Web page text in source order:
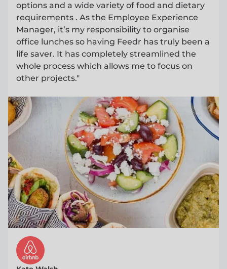
options and a wide variety of food and dietary
requirements . As the Employee Experience
Manager, it’s my responsibility to organise
office lunches so having Feedr has truly been a
life saver. It has completely streamlined the
whole process which allows me to focus on
other projects."